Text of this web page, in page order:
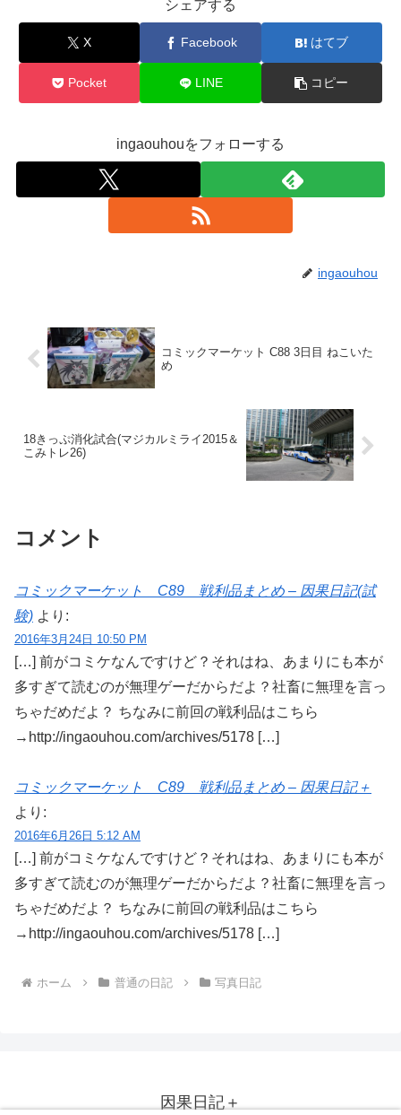
シェアする
X Facebook はてブ
Pocket LINE コピー
ingaouhouをフォローする
ingaouhou
コミックマーケット C88 3日目 ねこいた
め
18きっぷ消化試合(マジカルミライ2015＆
こみトレ26)
コメント
コミックマーケット C89 戦利品まとめ – 因果日記(試
験) より:
2016年3月24日 10:50 PM
[…] 前がコミケなんですけど？それはね、あまりにも本が
多すぎて読むのが無理ゲーだからだよ？社畜に無理を言っ
ちゃだめだよ？ ちなみに前回の戦利品はこちら
→http://ingaouhou.com/archives/5178 […]
コミックマーケット C89 戦利品まとめ – 因果日記＋
より:
2016年6月26日 5:12 AM
[…] 前がコミケなんですけど？それはね、あまりにも本が
多すぎて読むのが無理ゲーだからだよ？社畜に無理を言っ
ちゃだめだよ？ ちなみに前回の戦利品はこちら
→http://ingaouhou.com/archives/5178 […]
ホーム 普通の日記 写真日記
因果日記＋